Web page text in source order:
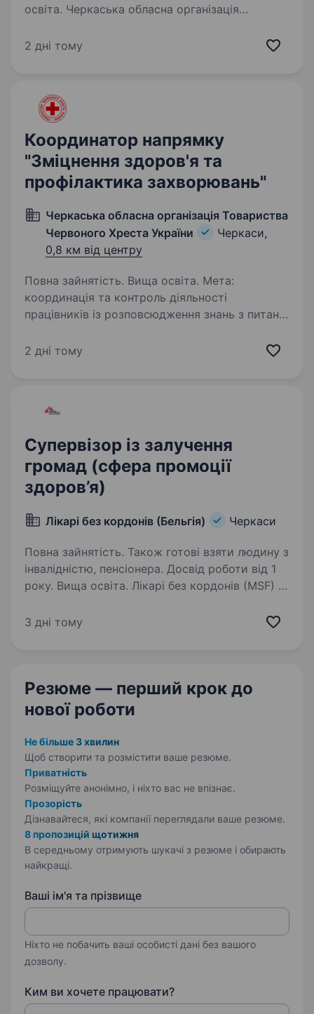
освіта. Черкаська обласна організація
запрошує на роботу Асистент координатора
України, яка одна з найперших…
2 дні тому
Координатор напрямку
"Зміцнення здоров'я та
профілактика захворювань"
Черкаська обласна організація Товариства
Червоного Хреста України
Черкаси,
0,8 км від центру
Повна зайнятість. Вища освіта. Мета:
координація та контроль діяльності
працівників із розповсюдження знань з питань
здоров’я та профілактики захворювань),
2 дні тому
Супервізор із залучення
громад (сфера промоції
здоров’я)
Лікарі без кордонів (Бельгія) Черкаси
Повна зайнятість. Також готові взяти людину з
інвалідністю, пенсіонера. Досвід роботи від 1
року. Вища освіта. Лікарі без кордонів (MSF) —
PROMOTER COMMUNITY ENGAGEMENT
3 дні тому
Резюме — перший крок до
нової роботи
Не більше 3 хвилин
Щоб створити та розмістити ваше резюме.
Приватність
Розміщуйте анонімно, і ніхто вас не впізнає.
Прозорість
Дізнавайтеся, які компанії переглядали ваше резюме.
8 пропозицій щотижня
В середньому отримують шукачі з резюме і обирають
найкращі.
Ваші ім'я та прізвище
Ніхто не побачить ваші особисті дані без вашого
дозволу.
Ким ви хочете працювати?